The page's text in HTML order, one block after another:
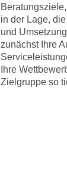
in der Lage,
und
zunächst Ihre
Ihre
Zielgruppe so